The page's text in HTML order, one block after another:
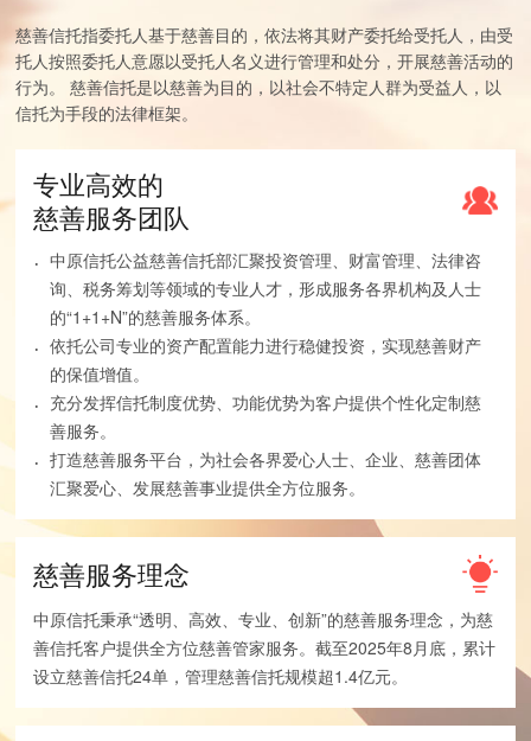
慈善信托指委托人基于慈善目的，依法将其财产委托给受托人，由受
托人按照委托人意愿以受托人名义进行管理和处分，开展慈善活动的
行为。 慈善信托是以慈善为目的，以社会不特定人群为受益人，以
信托为手段的法律框架。
专业高效的
慈善服务团队
· 中原信托公益慈善信托部汇聚投资管理、财富管理、法律咨
询、税务筹划等领域的专业人才，形成服务各界机构及人士
的“1+1+N”的慈善服务体系。
· 依托公司专业的资产配置能力进行稳健投资，实现慈善财产
的保值增值。
· 充分发挥信托制度优势、功能优势为客户提供个性化定制慈
善服务。
· 打造慈善服务平台，为社会各界爱心人士、企业、慈善团体
汇聚爱心、发展慈善事业提供全方位服务。
慈善服务理念
中原信托秉承“透明、高效、专业、创新”的慈善服务理念，为慈
善信托客户提供全方位慈善管家服务。截至2025年8月底，累计
设立慈善信托24单，管理慈善信托规模超1.4亿元。